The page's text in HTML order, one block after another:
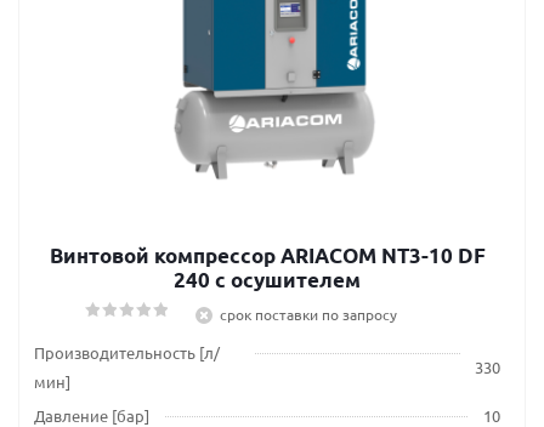
Винтовой компрессор ARIACOM NT3-10 DF
240 c осушителем
срок поставки по запросу
Производительность [л/
мин]
330
Давление [бар]
10